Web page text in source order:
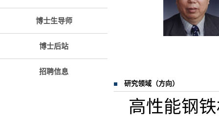
博士生导师
博士后站
招聘信息
研究领域（方向）
高性能钢